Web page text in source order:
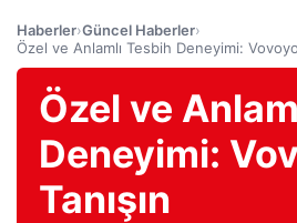
Haberler›Güncel Haberler›
Özel ve Anlamlı Tesbih Deneyimi: Vovoyo
Özel ve
Deneyimi:
Tanışın